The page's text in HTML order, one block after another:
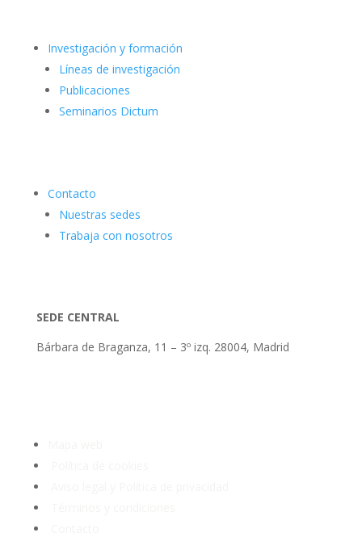
Investigación y formación
Líneas de investigación
Publicaciones
Seminarios Dictum
Contacto
Nuestras sedes
Trabaja con nosotros
SEDE CENTRAL
Bárbara de Braganza, 11 – 3º izq. 28004, Madrid